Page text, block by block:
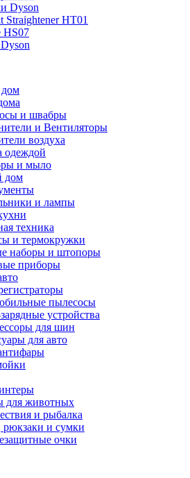
Dyson
Straightener HT01
HS07
и швабры
и Вентиляторы
воздуха
одеждой
и мыло
дом
и лампы
техника
и термокружки
наборы и штопоры
приборы
пылесосы
устройства
для шин
для авто
для животных
и рыбалка
рюкзаки и сумки
очки